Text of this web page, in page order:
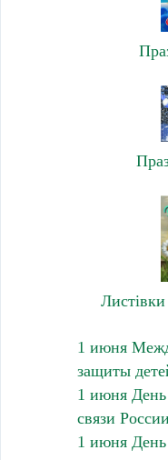
Листівки
1 июня
защиты
1 июня День
связи России
1 июня День